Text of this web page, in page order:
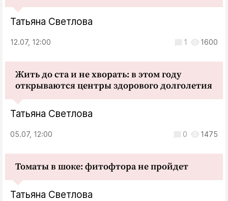
Татьяна Светлова
12.07, 12:00 1 1600
Жить до ста и не хворать: в этом году
открываются центры здорового долголетия
Татьяна Светлова
05.07, 12:00 0 1475
Томаты в шоке: фитофтора не пройдет
Татьяна Светлова